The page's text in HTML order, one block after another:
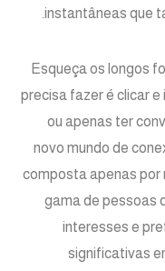
instantâneas que
Esqueça os longos
precisa fazer é clicar
ou apenas ter
novo mundo de
composta apenas por
gama de pessoas
interesses e
significativas